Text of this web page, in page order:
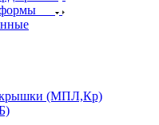
крышки (МПЛ,Кр)